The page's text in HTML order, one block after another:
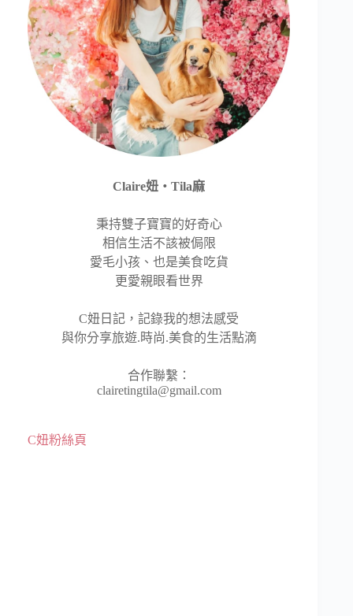
Claire妞‧Tila麻
秉持雙子寶寶的好奇心
相信生活不該被侷限
愛毛小孩、也是美食吃貨
更愛親眼看世界
C妞日記，記錄我的想法感受
與你分享旅遊.時尚.美食的生活點滴
合作聯繫：
clairetingtila@gmail.com
C妞粉絲頁